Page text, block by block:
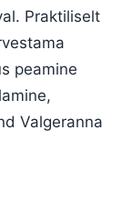
Praktiliselt
peamine
Valgeranna